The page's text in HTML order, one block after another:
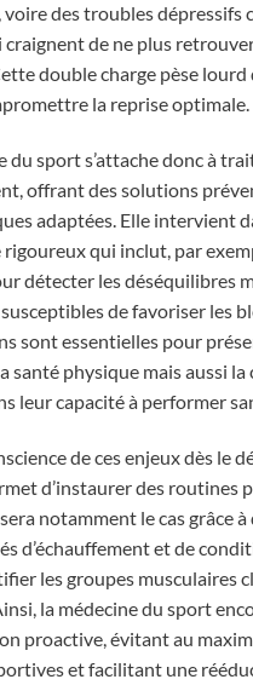
voire des troubles dépressifs
de ne plus
double charge pèse
la reprise optimale.
du sport s’attache donc à
offrant des solutions
adaptées. Elle intervient
qui inclut, par
détecter les déséquilibres
de favoriser les
sont essentielles pour
santé physique mais aussi la
leur capacité à performer
de ces enjeux dès le
d’instaurer des routines
notamment le cas grâce
d’échauffement et de
les groupes musculaires
la médecine du sport
proactive, évitant au
et facilitant une